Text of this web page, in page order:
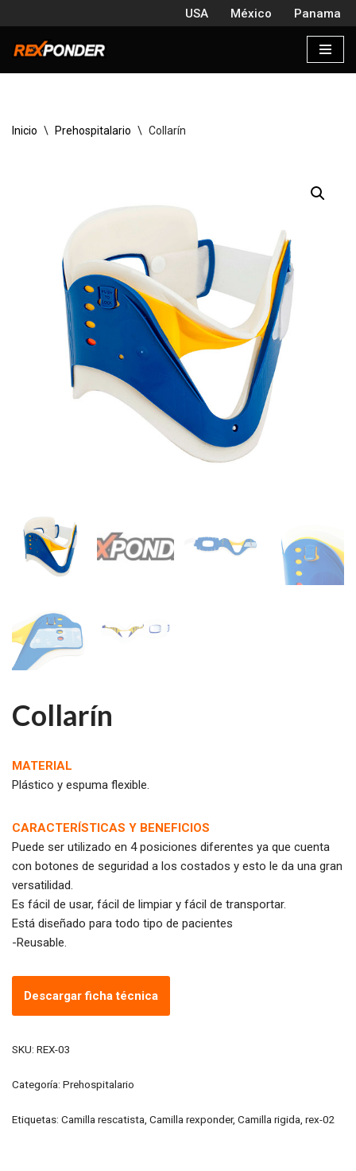
Saltar
USA México Panama
Inicio \ Prehospitalario \ Collarín
Collarín
MATERIAL
Plástico y espuma flexible.
CARACTERÍSTICAS Y BENEFICIOS
Puede ser utilizado en 4 posiciones diferentes ya que cuenta
con botones de seguridad a los costados y esto le da una gran
versatilidad.
Es fácil de usar, fácil de limpiar y fácil de transportar.
Está diseñado para todo tipo de pacientes
-Reusable.
Descargar ficha técnica
SKU: REX-03
Categoría: Prehospitalario
Etiquetas: Camilla rescatista Camilla rexponder, Camilla rigida rex-02